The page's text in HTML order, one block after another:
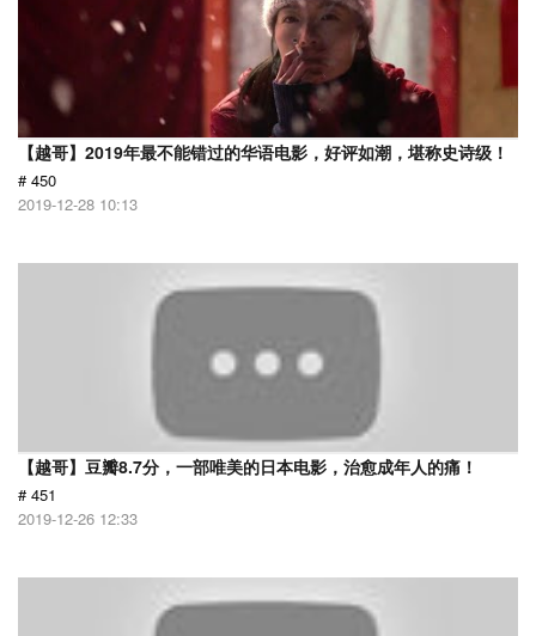
【越哥】2019年最不能错过的华语电影，好评如潮，堪称史诗级！
# 450
2019-12-28 10:13
【越哥】豆瓣8.7分，一部唯美的日本电影，治愈成年人的痛！
# 451
2019-12-26 12:33